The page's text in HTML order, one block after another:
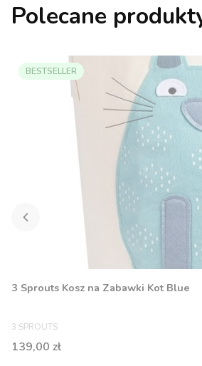
Polecane
BESTSELLER
3 Sprouts Kosz na Zabawki Kot Blue
PRODUCENT
3 SPROUTS
Cena
139,00 zł